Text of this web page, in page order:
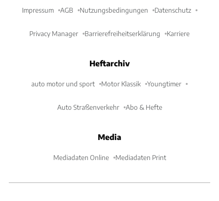
Impressum AGB Nutzungsbedingungen Datenschutz
Privacy Manager Barrierefreiheitserklärung Karriere
Heftarchiv
auto motor und sport Motor Klassik Youngtimer
Auto Straßenverkehr Abo & Hefte
Media
Mediadaten Online Mediadaten Print